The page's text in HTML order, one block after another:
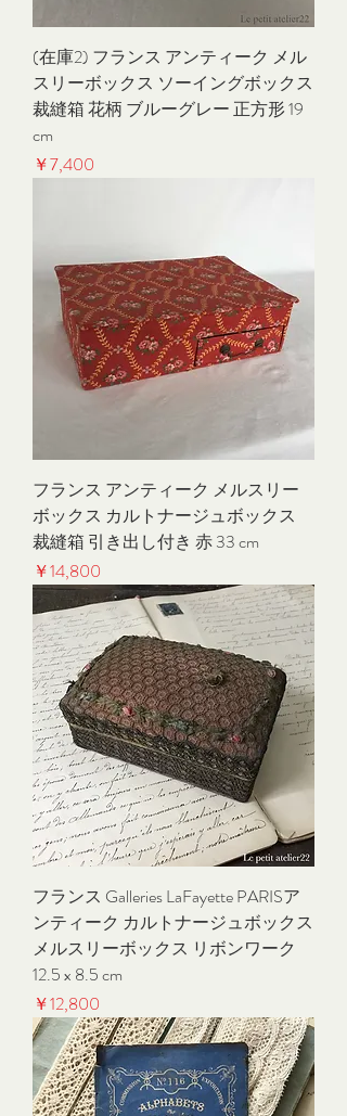
(在庫2) フランス アンティーク メル
スリーボックス ソーイングボックス
裁縫箱 花柄 ブルーグレー 正方形 19
cm
価格
￥7,400
フランス アンティーク メルスリー
ボックス カルトナージュボックス
裁縫箱 引き出し付き 赤 33 cm
価格
￥14,800
フランス Galleries LaFayette PARISア
ンティーク カルトナージュボックス
メルスリーボックス リボンワーク
12.5 x 8.5 cm
価格
￥12,800